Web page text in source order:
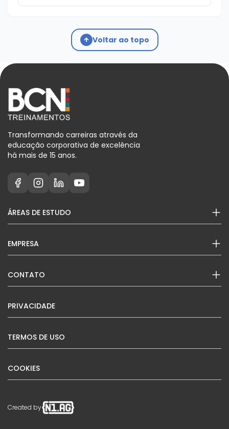
Voltar ao topo
Transformando carreiras através da
educação corporativa de excelência
há mais de 15 anos.
ÁREAS DE ESTUDO
EMPRESA
CONTATO
PRIVACIDADE
TERMOS DE USO
COOKIES
Created by